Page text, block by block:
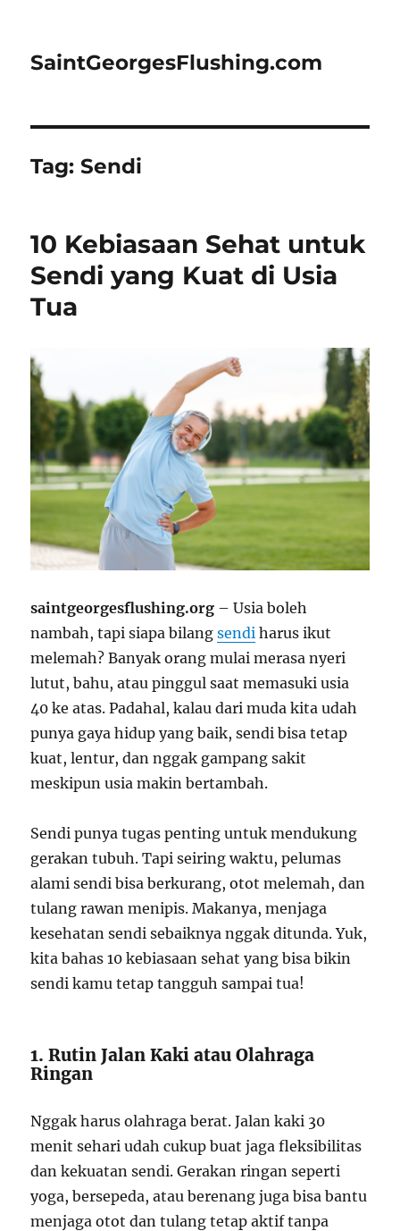
SaintGeorgesFlushing.com
Tag:Sendi
10 Kebiasaan Sehat untuk
Sendi yang Kuat di Usia
Tua
saintgeorgesflushing.org – Usia boleh
nambah, tapi siapa bilangsendi harus ikut
melemah? Banyak orang mulai merasa nyeri
lutut, bahu, atau pinggul saat memasuki usia
40 ke atas. Padahal, kalau dari muda kita udah
punya gaya hidup yang baik, sendi bisa tetap
kuat, lentur, dan nggak gampang sakit
meskipun usia makin bertambah.
Sendi punya tugas penting untuk mendukung
gerakan tubuh. Tapi seiring waktu, pelumas
alami sendi bisa berkurang, otot melemah, dan
tulang rawan menipis. Makanya, menjaga
kesehatan sendi sebaiknya nggak ditunda. Yuk,
kita bahas 10 kebiasaan sehat yang bisa bikin
sendi kamu tetap tangguh sampai tua!
1. Rutin Jalan Kaki atau Olahraga
Ringan
Nggak harus olahraga berat. Jalan kaki 30
menit sehari udah cukup buat jaga fleksibilitas
dan kekuatan sendi. Gerakan ringan seperti
yoga, bersepeda, atau berenang juga bisa bantu
menjaga otot dan tulang tetap aktif tanpa